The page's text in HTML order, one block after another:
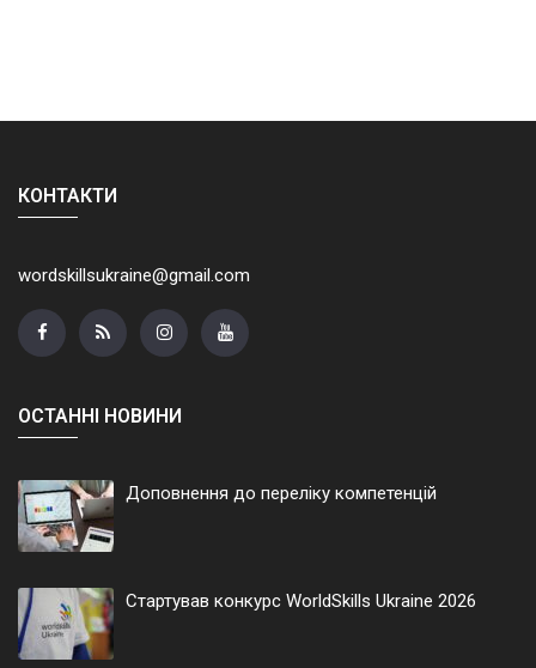
КОНТАКТИ
wordskillsukraine@gmail.com
ОСТАННІ НОВИНИ
Доповнення до переліку компетенцій
Стартував конкурс WorldSkills Ukraine 2026